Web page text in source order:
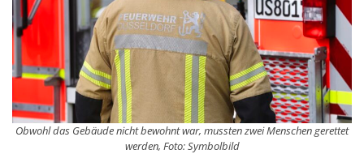
Obwohl das Gebäude nicht bewohnt war, mussten zwei Menschen gerettet
werden, Foto: Symbolbild